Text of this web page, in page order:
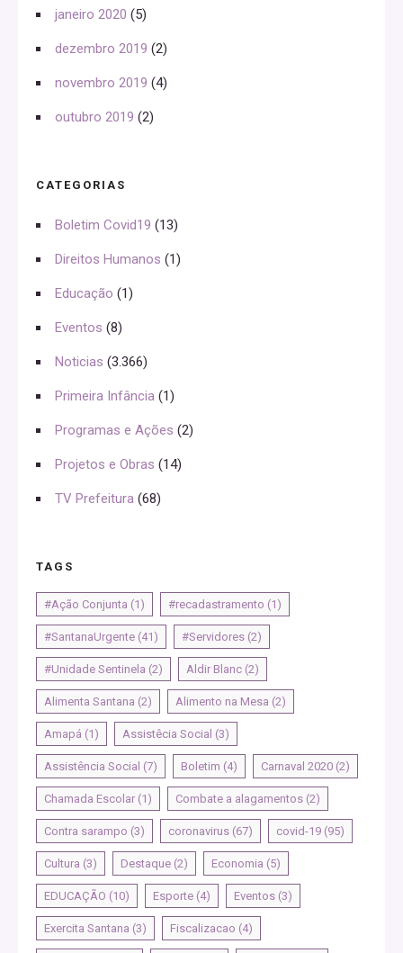
janeiro 2020 (5)
dezembro 2019 (2)
novembro 2019 (4)
outubro 2019 (2)
CATEGORIAS
Boletim Covid19 (13)
Direitos Humanos (1)
Educação (1)
Eventos (8)
Noticias (3.366)
Primeira Infância (1)
Programas e Ações (2)
Projetos e Obras (14)
TV Prefeitura (68)
TAGS
#Ação Conjunta (1) #recadastramento (1)
#SantanaUrgente (41) #Servidores (2)
#Unidade Sentinela (2) Aldir Blanc (2)
Alimenta Santana (2) Alimento na Mesa (2)
Amapá (1) Assistêcia Social (3)
Assistência Social (7) Boletim (4) Carnaval 2020 (2)
Chamada Escolar (1) Combate a alagamentos (2)
Contra sarampo (3) coronavirus (67) covid-19 (95)
Cultura (3) Destaque (2) Economia (5)
EDUCAÇÃO (10) Esporte (4) Eventos (3)
Exercita Santana (3) Fiscalizacao (4)